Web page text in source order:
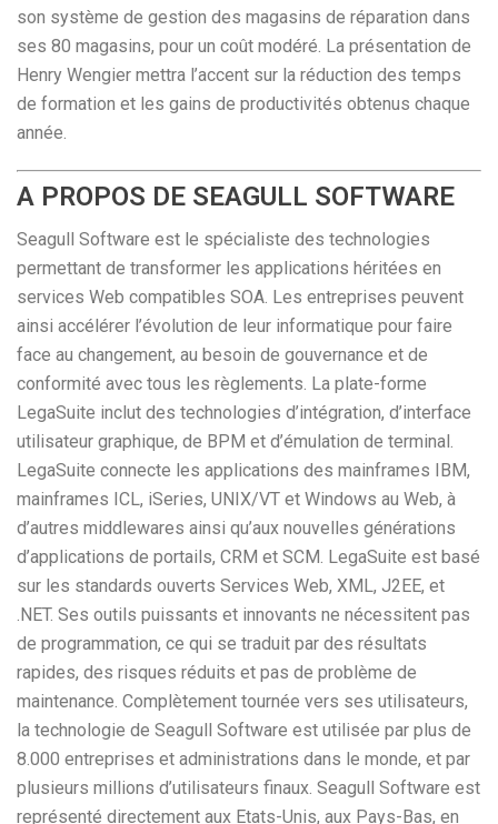
son système de gestion des magasins de réparation dans
ses 80 magasins, pour un coût modéré. La présentation de
Henry Wengier mettra l’accent sur la réduction des temps
de formation et les gains de productivités obtenus chaque
année.
A PROPOS DE SEAGULL SOFTWARE
Seagull Software est le spécialiste des technologies
permettant de transformer les applications héritées en
services Web compatibles SOA. Les entreprises peuvent
ainsi accélérer l’évolution de leur informatique pour faire
face au changement, au besoin de gouvernance et de
conformité avec tous les règlements. La plate-forme
LegaSuite inclut des technologies d’intégration, d’interface
utilisateur graphique, de BPM et d’émulation de terminal.
LegaSuite connecte les applications des mainframes IBM,
mainframes ICL, iSeries, UNIX/VT et Windows au Web, à
d’autres middlewares ainsi qu’aux nouvelles générations
d’applications de portails, CRM et SCM. LegaSuite est basé
sur les standards ouverts Services Web, XML, J2EE, et
.NET. Ses outils puissants et innovants ne nécessitent pas
de programmation, ce qui se traduit par des résultats
rapides, des risques réduits et pas de problème de
maintenance. Complètement tournée vers ses utilisateurs,
la technologie de Seagull Software est utilisée par plus de
8.000 entreprises et administrations dans le monde, et par
plusieurs millions d’utilisateurs finaux. Seagull Software est
représenté directement aux Etats-Unis, aux Pays-Bas, en